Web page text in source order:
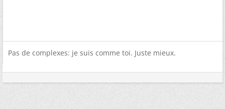
Pas de complexes: je suis comme toi. Juste mieux.